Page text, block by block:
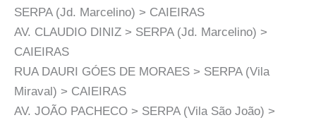
SERPA (Jd. Marcelino) > CAIEIRAS
AV. CLAUDIO DINIZ > SERPA (Jd. Marcelino) >
CAIEIRAS
RUA DAURI GÓES DE MORAES > SERPA (Vila
Miraval) > CAIEIRAS
AV. JOÃO PACHECO > SERPA (Vila São João) >